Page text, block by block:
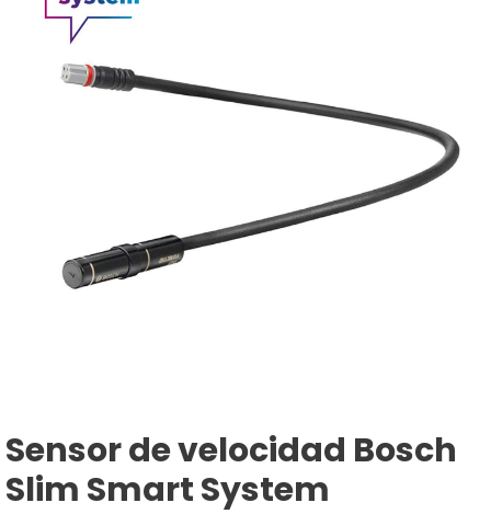
Sensor de velocidad Bosch
Slim Smart System